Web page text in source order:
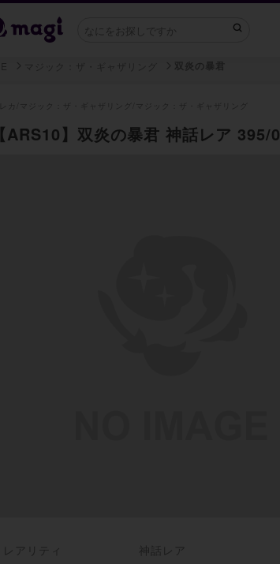
【ARS10】双炎の暴君 神話レア 395/0
レアリティ 神話レア